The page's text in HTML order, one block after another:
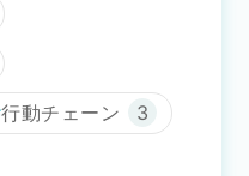
行動チェーン 3